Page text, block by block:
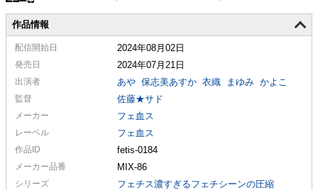
作品情報
配信開始日 2024年08月02日
発売日 2024年07月21日
出演者 あや 保志美あすか 衣織 まゆみ かよこ
監督 佐藤★サド
メーカー フェ血ス
レーベル フェ血ス
作品ID fetis-0184
メーカー品番 MIX-86
シリーズ フェチス濃すぎるフェチシーンの圧縮